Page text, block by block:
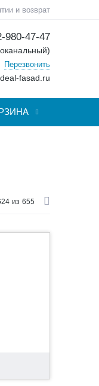
и возврат
980-47-47
Перезвонить
fasad.ru
из 655